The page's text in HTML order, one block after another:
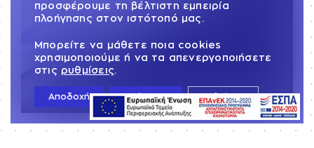
Πωλήσεις
προσφέρουμε τη βέλτιστη εμπειρία
πλοήγησης στον ιστότοπό μας.
Μπορείτε να μάθετε ποια cookies
χρησιμοποιούμε ή να τα απενεργοποιήσετε
στις ρυθμίσεις.
Αποδοχή Απόρριψη Ρυθμίσεις